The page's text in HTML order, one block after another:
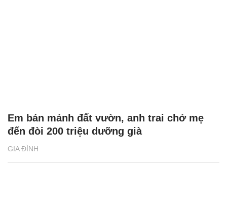
GIA ĐÌNH
Em bán mảnh đất vườn, anh trai chở mẹ
đến đòi 200 triệu dưỡng già